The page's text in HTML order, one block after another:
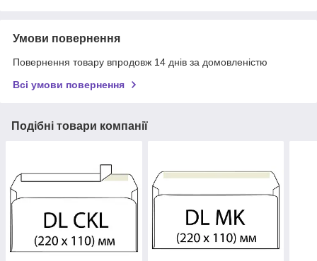
Умови повернення
Повернення товару впродовж 14 днів за домовленістю
Всі умови повернення
Подібні товари компанії